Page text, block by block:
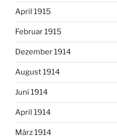
April 1915
Februar 1915
Dezember 1914
August 1914
Juni 1914
April 1914
März 1914